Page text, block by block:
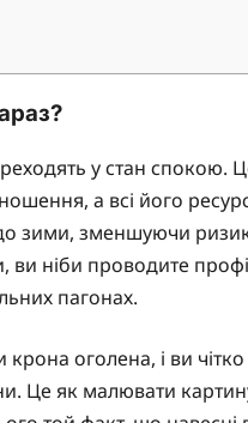
у стан спокою.
а всі його
зими, зменшуючи
ви ніби проводите
пагонах.
оголена, і ви чітко
Це як малювати